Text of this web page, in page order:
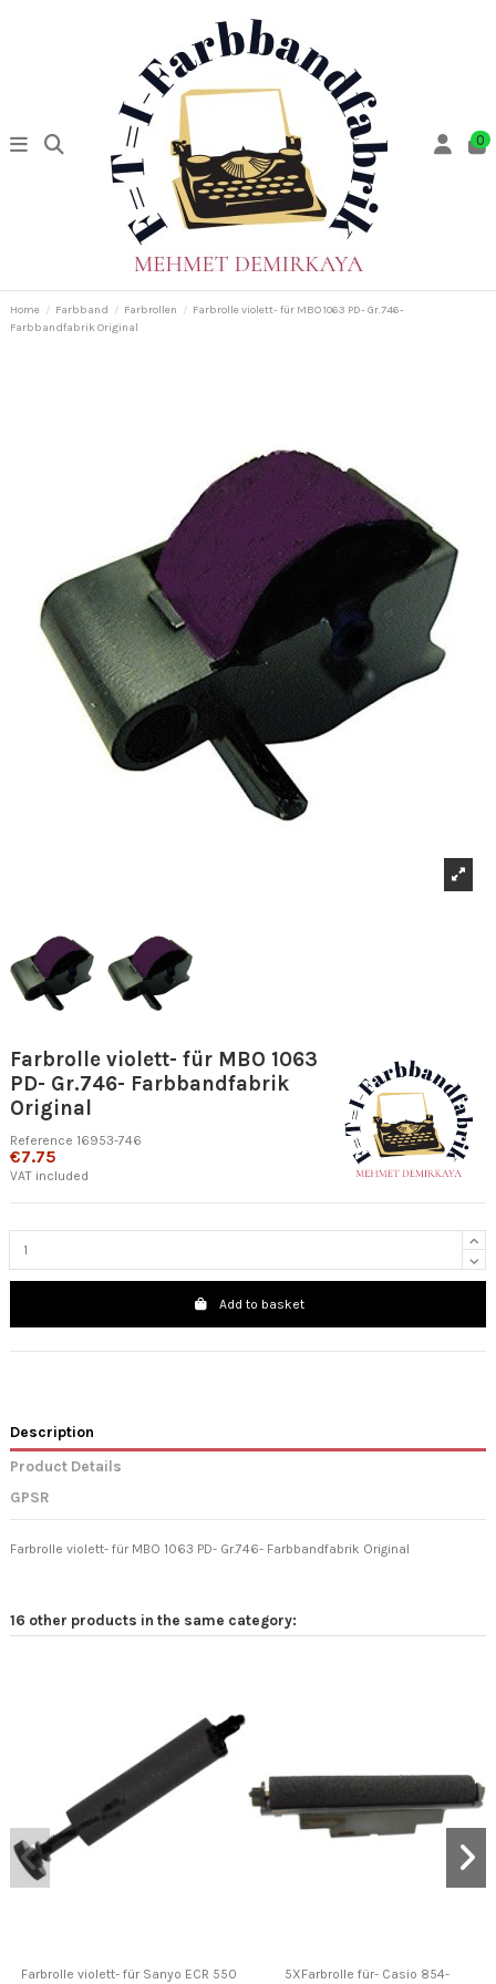
0
Home Farbband Farbrollen
Farbrolle violett- für MBO 1063 PD- Gr.746-
Farbbandfabrik Original
Farbrolle violett- für MBO 1063
PD- Gr.746- Farbbandfabrik
Original
Reference 16953-746
€7.75
VAT included
Add to basket
Description
Product Details
GPSR
Farbrolle violett- für MBO 1063 PD- Gr.746- Farbbandfabrik Original
16 other products in the same category:
Farbrolle violett- für Sanyo ECR 550
5XFarbrolle für- Casio 854-